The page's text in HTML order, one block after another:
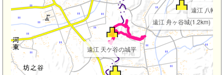
遠江 天ケ谷の城平
遠江 舟ヶ谷城(1.2km)
遠江 八幡